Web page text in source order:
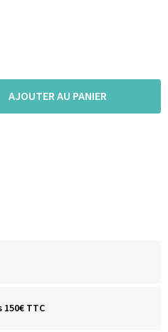
AJOUTER AU PANIER
TTC